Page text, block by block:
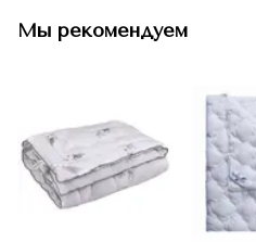
Мы рекомендуем